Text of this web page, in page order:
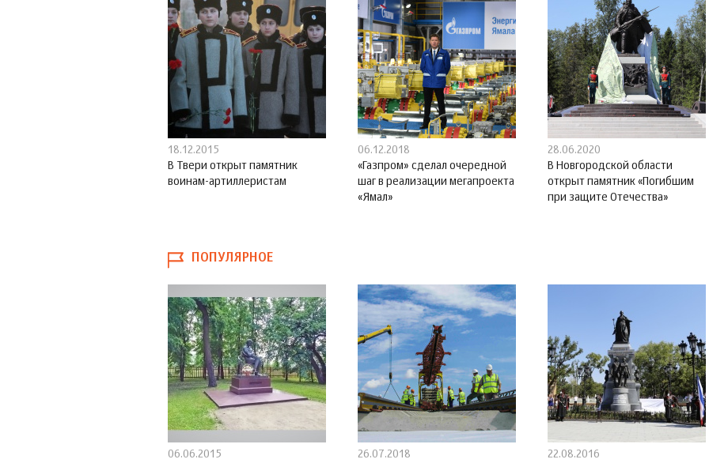
18.12.2015
В Твери открыт памятник
воинам-артиллеристам
06.12.2018
«Газпром» сделал очередной
шаг в реализации мегапроекта
«Ямал»
28.06.2020
В Новгородской области
открыт памятник «Погибшим
при защите Отечества»
ПОПУЛЯРНОЕ
06.06.2015
26.07.2018
22.08.2016